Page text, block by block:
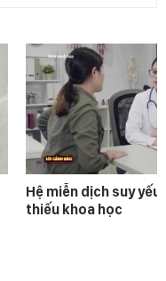
Hệ miễn dịch suy
thiếu khoa học